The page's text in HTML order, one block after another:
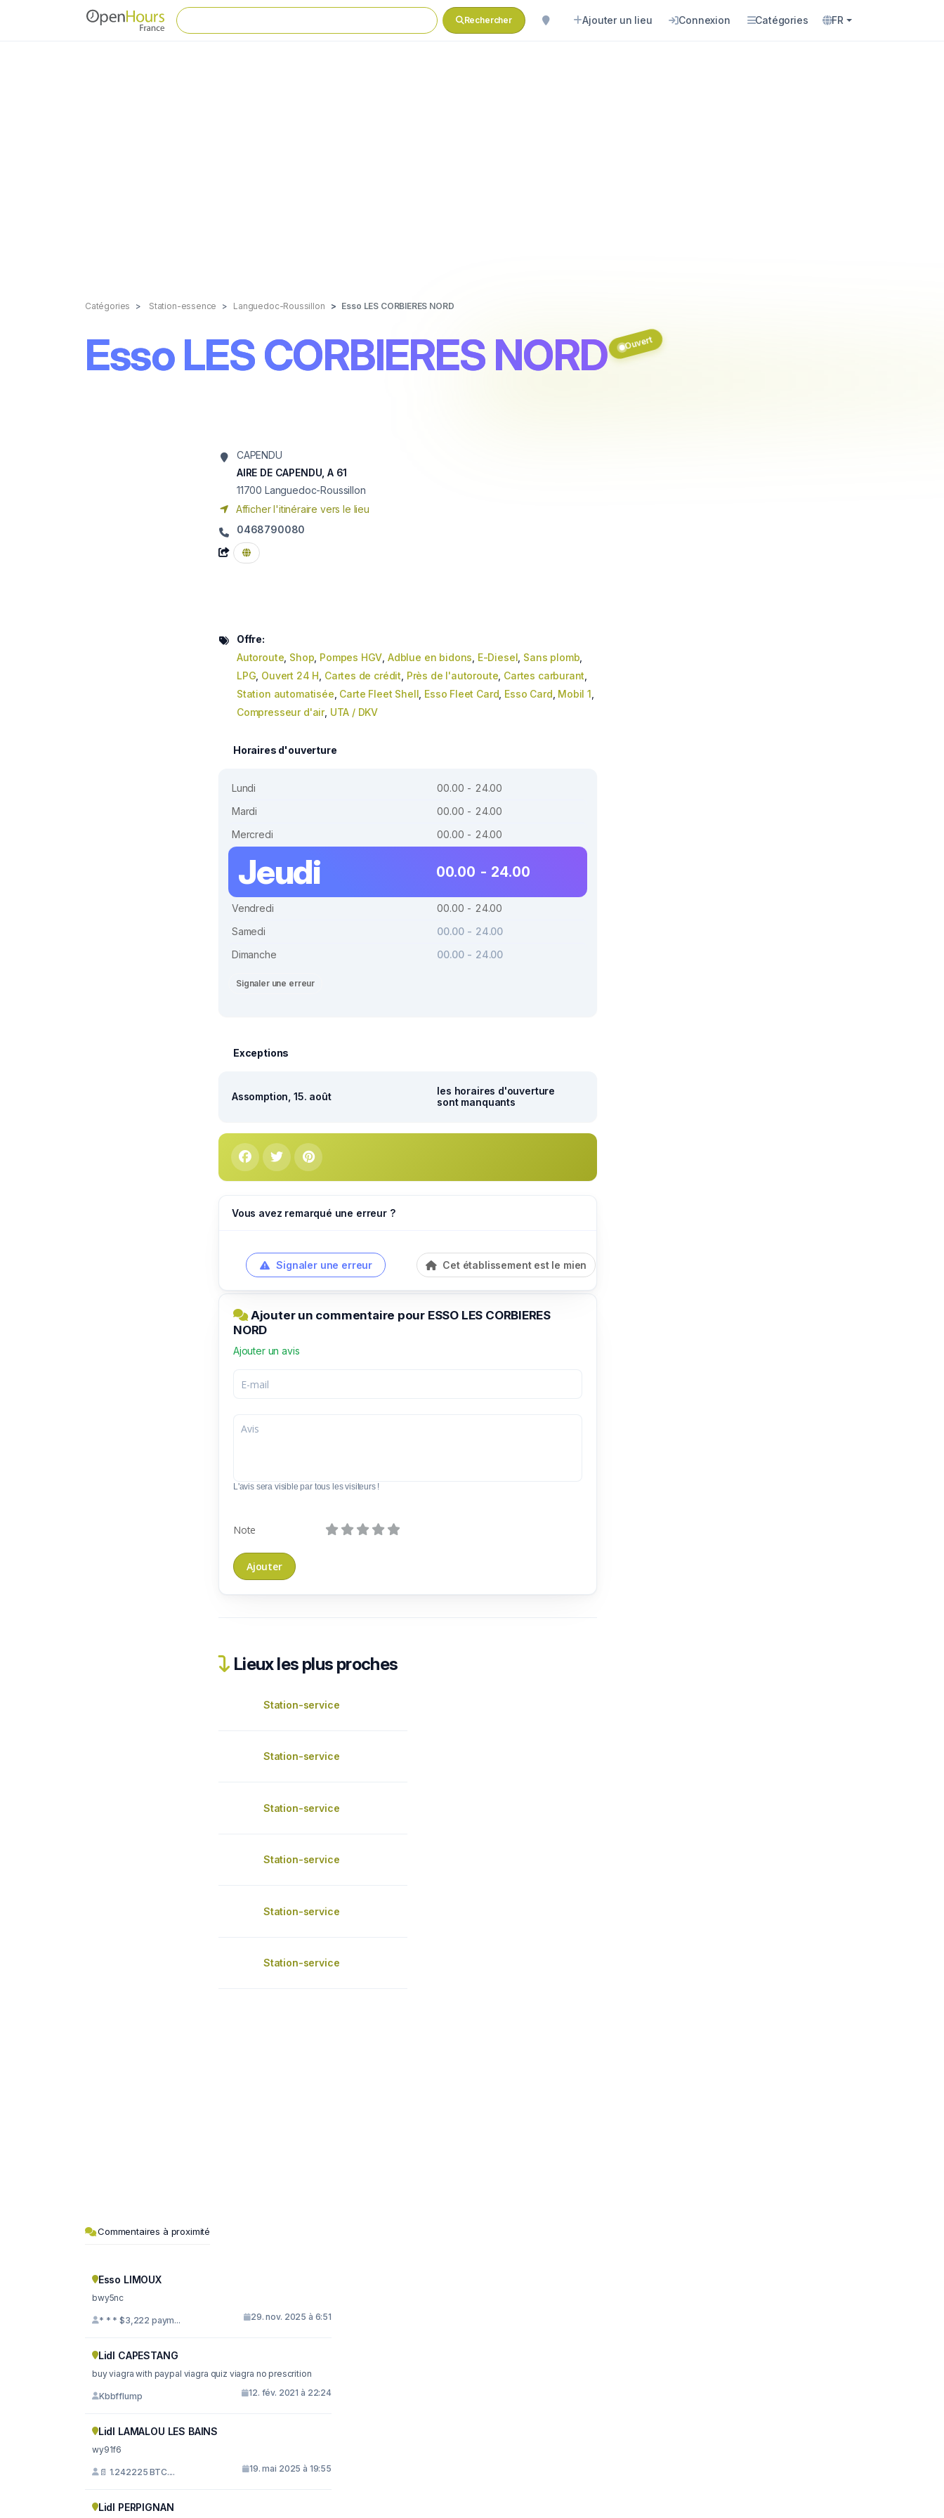
Rechercher Ajouter un lieu Connexion Catégories FR
Catégories Station-essence Languedoc-Roussillon Esso LES CORBIERES NORD
Esso LES CORBIERES NORD Ouvert
CAPENDU
AIRE DE CAPENDU, A 61
11700 Languedoc-Roussillon
Afficher l'itinéraire vers le lieu
0468790080
Offre:
Autoroute Shop Pompes HGV Adblue en bidons E-Diesel Sans plomb
LPG Ouvert 24 H Cartes de crédit Près de l'autoroute Cartes carburant
Station automatisée Carte Fleet Shell Esso Fleet Card Esso Card Mobil 1
Compresseur d'air, UTA / DKV
Horaires d'ouverture
Lundi
00.00 - 24.00
Mardi
00.00 - 24.00
Mercredi
00.00 - 24.00
Jeudi 00.00 - 24.00
Vendredi
00.00 - 24.00
Samedi
00.00 - 24.00
Dimanche
00.00 - 24.00
Signaler une erreur
Exceptions
Assomption, 15. août
les horaires d'ouverture
sont manquants
Vous avez remarqué une erreur ?
Signaler une erreur Cet établissement est le mien
Ajouter un commentaire pour ESSO LES CORBIERES
NORD
Ajouter un avis
L'avis sera visible par tous les visiteurs !
Note
Lieux les plus proches
Station-service
Station-service
Station-service
Station-service
Station-service
Station-service
Commentaires à proximité
Esso LIMOUX
bwy5nc
* * * $3,222 paym... 29. nov. 2025 à 6:51
Lidl CAPESTANG
buy viagra with paypal viagra quiz viagra no prescrition
Kbbfflump 12. fév. 2021 à 22:24
Lidl LAMALOU LES BAINS
wy91f6
📄 1.242225 BTC.... 19. mai 2025 à 19:55
Lidl PERPIGNAN